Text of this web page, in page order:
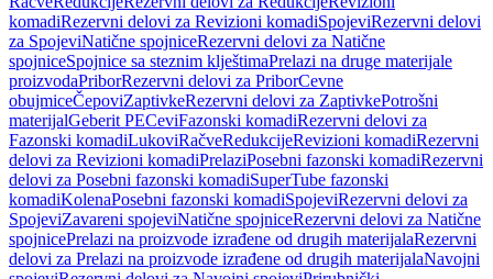
komadiRezervni delovi za Revizioni komadiSpojeviRezervni delovi
za SpojeviNatične spojniceRezervni delovi za Natične
spojniceSpojnice sa steznim klještimaPrelazi na druge materijale
proizvodaPriborRezervni delovi za PriborCevne
obujmiceČepoviZaptivkeRezervni delovi za ZaptivkePotrošni
materijalGeberit PECeviFazonski komadiRezervni delovi za
Fazonski komadiLukoviRačveRedukcijeRevizioni komadiRezervni
delovi za Revizioni komadiPrelaziPosebni fazonski komadiRezervni
delovi za Posebni fazonski komadiSuperTube fazonski
komadiKolenaPosebni fazonski komadiSpojeviRezervni delovi za
SpojeviZavareni spojeviNatične spojniceRezervni delovi za Natične
spojnicePrelazi na proizvode izrađene od drugih materijalaRezervni
delovi za Prelazi na proizvode izrađene od drugih materijalaNavojni